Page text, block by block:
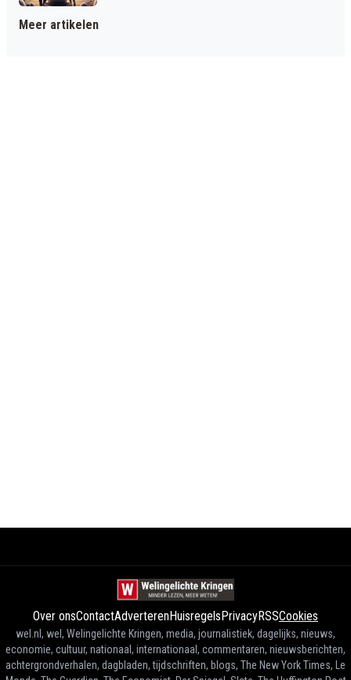
Meer artikelen
Over onsContactAdverterenHuisregelsPrivacyRSSCookies
wel.nl, wel, Welingelichte Kringen, media, journalistiek, dagelijks, nieuws,
economie, cultuur, nationaal, internationaal, commentaren, nieuwsberichten,
achtergrondverhalen, dagbladen, tijdschriften, blogs, The New York Times, Le